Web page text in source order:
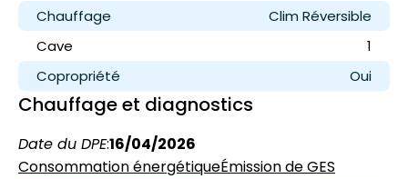
Chauffage
Clim Réversible
Cave
1
Copropriété
Oui
Chauffage et diagnostics
Date du DPE:16/04/2026
Consommation énergétiqueÉmission de GES